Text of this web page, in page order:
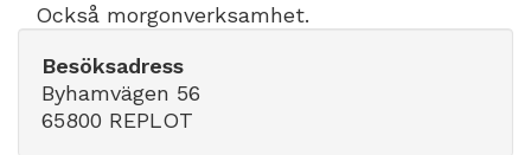
Också morgonverksamhet.
Besöksadress
Byhamvägen 56
65800 REPLOT